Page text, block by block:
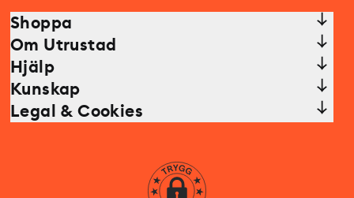
Shoppa
Om Utrustad
Hjälp
Kunskap
Legal & Cookies